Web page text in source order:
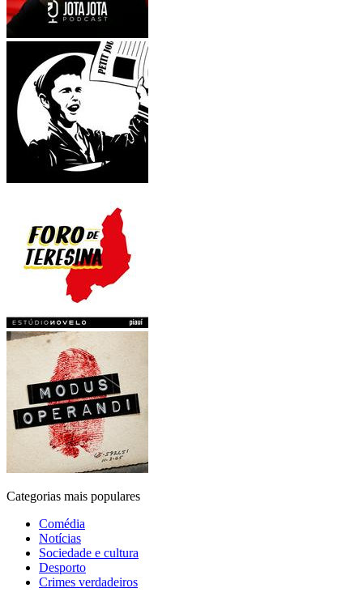
Categorias mais populares
Comédia
Notícias
Sociedade e cultura
Desporto
Crimes verdadeiros